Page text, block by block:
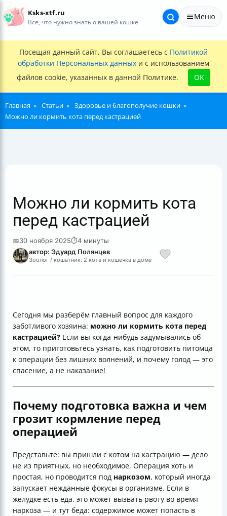
Ksks-xtf.ru
Все, что нужно знать о вашей кошке
Меню
Посещая данный сайт, Вы соглашаетесь с Политикой
обработки Персональных данных и с использованием
файлов cookie, указанных в данной Политике.
OK
Главная Статьи
Здоровье и благополучие кошки
Можно ли кормить кота перед кастрацией
Можно ли кормить кота
перед кастрацией
📅30 ноября 2025⏱4 минуты
автор: Эдуард Полянцев
Зоолог / кошатник: 2 кота и кошечка в доме
Сегодня мы разберём главный вопрос для каждого
заботливого хозяина: можно ли кормить кота перед
кастрацией? Если вы когда-нибудь задумывались об
этом, то приготовьтесь узнать, как подготовить питомца
к операции без лишних волнений, и почему голод — это
спасение, а не наказание!
Почему подготовка важна и чем
грозит кормление перед
операцией
Представьте: вы пришли с котом на кастрацию — дело
не из приятных, но необходимое. Операция хоть и
простая, но проводится под наркозом, который иногда
запускает нежданные фокусы в организме. Если в
желудке есть еда, это может вызвать рвоту во время
наркоза — и тут беда: содержимое может попасть в